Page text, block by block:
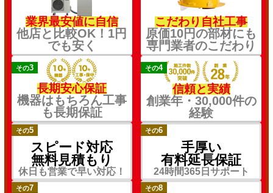
業界最安値に自信
他店と比較OK！1円
でも安く
こだわり自社工事
原価10円の部材にも
専門業者のこだわり
その3
長期安心保証
機器はもちろん工事
も長期保証
その4
信頼と実績
創業年・30,000件の
経験
その5
スピード対応
無料見積もり
休日も営業で早い対応！
その6
手厚い
有料延長保証
24時間365日サポート
その7 その8